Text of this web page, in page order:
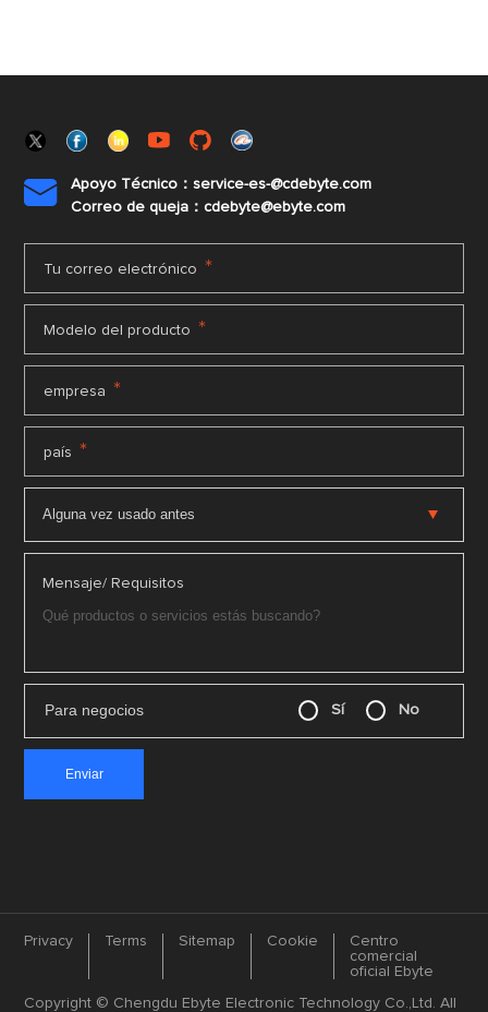

Apoyo Técnico：service-es-@cdebyte.com
Correo de queja：cdebyte@ebyte.com
Tu correo electrónico *
Modelo del producto *
empresa *
país *
Mensaje/ Requisitos
Para negocios Sí No
Privacy Terms Sitemap Cookie
Centro
comercial
oficial Ebyte
Copyright © Chengdu Ebyte Electronic Technology Co.,Ltd. All